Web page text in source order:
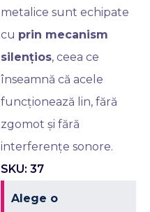
metalice sunt echipate
cu prin mecanism
silențios, ceea ce
înseamnă că acele
funcționează lin, fără
zgomot și fără
interferențe sonore.
SKU: 37
Alege o